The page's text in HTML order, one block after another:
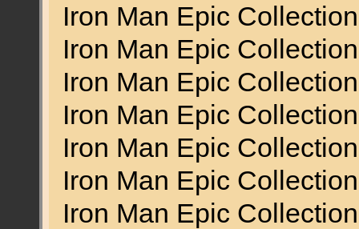
Iron Man Epic
Iron Man Epic
Iron Man Epic
Iron Man Epic
Iron Man Epic
Iron Man Epic
Iron Man Epic